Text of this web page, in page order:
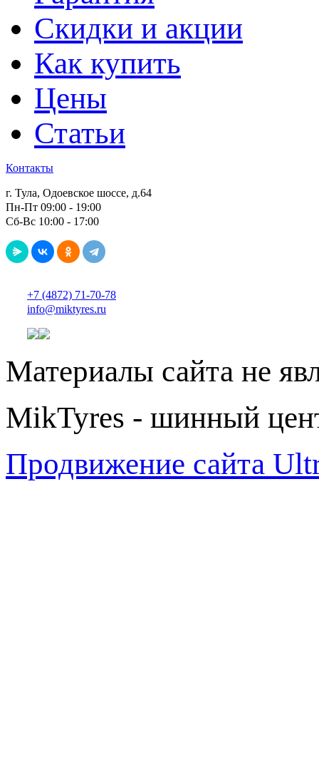
Скидки и акции
Как купить
Цены
Статьи
Контакты
г. Тула, Одоевское шоссе, д.64
Пн-Пт 09:00 - 19:00
Сб-Вс 10:00 - 17:00
+7 (4872) 71-70-78
info@miktyres.ru
Материалы сайта не
MikTyres - шинный
Продвижение сайта